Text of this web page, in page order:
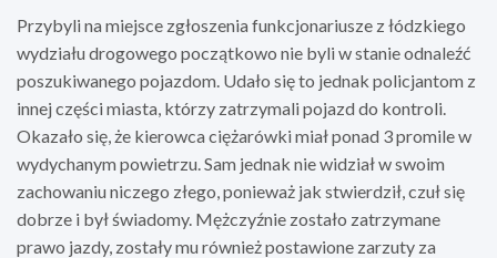
Przybyli na miejsce zgłoszenia funkcjonariusze z łódzkiego
wydziału drogowego początkowo nie byli w stanie odnaleźć
poszukiwanego pojazdom. Udało się to jednak policjantom z
innej części miasta, którzy zatrzymali pojazd do kontroli.
Okazało się, że kierowca ciężarówki miał ponad 3 promile w
wydychanym powietrzu. Sam jednak nie widział w swoim
zachowaniu niczego złego, ponieważ jak stwierdził, czuł się
dobrze i był świadomy. Mężczyźnie zostało zatrzymane
prawo jazdy, zostały mu również postawione zarzuty za